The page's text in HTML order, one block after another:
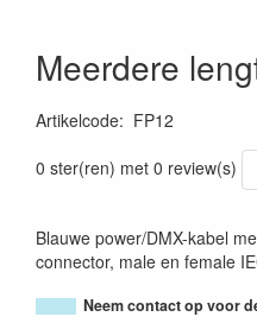
Meerdere
Artikelcode: FP12
0 ster(ren) met 0 review(s)
Blauwe power/DMX-kabel
connector, male en female
Neem contact op voor